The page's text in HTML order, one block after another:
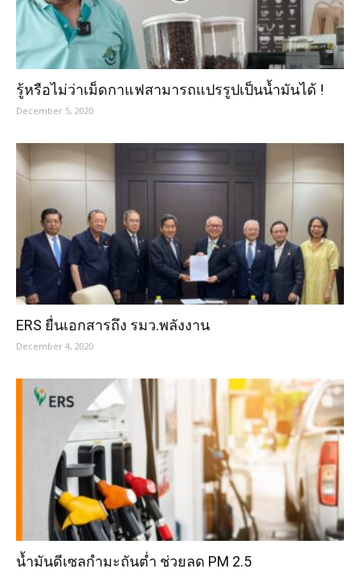
รู้หรือไม่ว่าเม็ดกาแฟสามารถแปรรูปเป็นน้ำมันได้ !
December 5, 2020
ERS ยื่นเอกสารถึง รมว.พลังงาน
December 4, 2020
น้ำมันดีเซลกำมะถันต่ำ ช่วยลด PM 2.5